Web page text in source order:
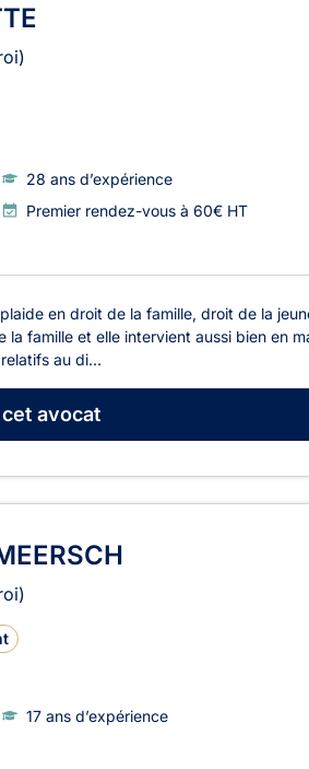
28 ans d’expérience
Premier rendez-vous à 60€ HT
en droit de la famille, droit de la
famille et elle intervient aussi bien en
au di...
avocat
17 ans d’expérience